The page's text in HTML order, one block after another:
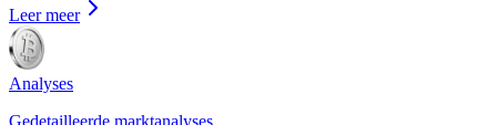
Leer meer
Analyses
Gedetailleerde marktanalyses